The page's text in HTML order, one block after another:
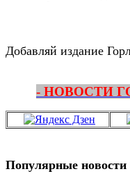
Добавляй издание
- НОВОСТИ
Популярные новости